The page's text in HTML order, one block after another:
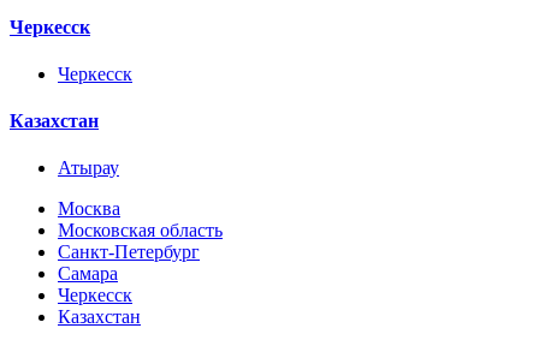
Черкесск
Черкесск
Казахстан
Атырау
Москва
Московская область
Санкт-Петербург
Самара
Черкесск
Казахстан